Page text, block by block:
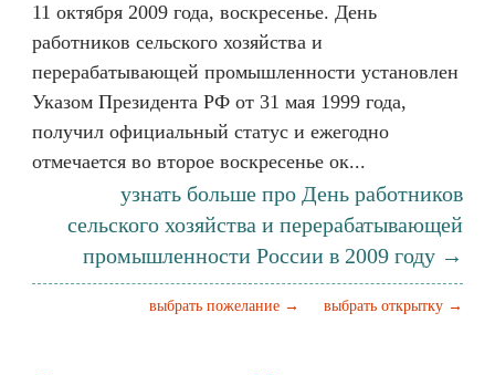
11 октября 2009 года, воскресенье. День
работников сельского хозяйства и
перерабатывающей промышленности установлен
Указом Президента РФ от 31 мая 1999 года,
получил официальный статус и ежегодно
отмечается во второе воскресенье ок...
узнать больше про День работников
сельского хозяйства и перерабатывающей
промышленности России в 2009 году →
выбрать открытку →
выбрать пожелание →